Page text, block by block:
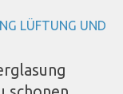
LÜFTUNG UND